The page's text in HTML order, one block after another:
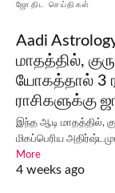
ஜோதிட செய்திகள்
Aadi
மாதத்தில்,
யோகத்தால் 3
ராசிகளுக்கு
இந்த ஆடி மாதத்தில்,
மிகப்பெரிய
More
4 weeks ago